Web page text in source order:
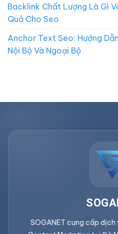
Backlink Chất Lượng Là Gì
Quả Cho Seo
Anchor Text Seo: Hướng
Nội Bộ Và Ngoại Bộ
SOGANET cung cấp dịch